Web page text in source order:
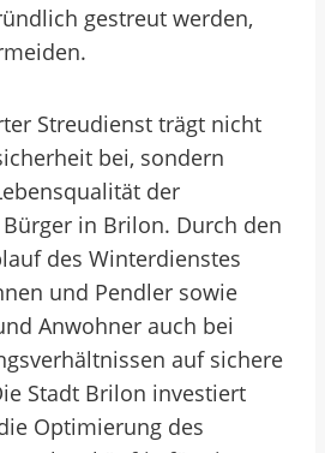
gestreut werden,
Streudienst trägt nicht
bei, sondern
der
in Brilon. Durch den
des Winterdienstes
und Pendler sowie
Anwohner auch bei
auf sichere
Stadt Brilon investiert
Optimierung des